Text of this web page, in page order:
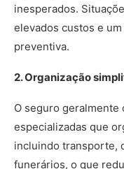
inesperados.
elevados custos e
preventiva.
2. Organização
O seguro geralmente
especializadas que
incluindo transporte,
funerários, o que